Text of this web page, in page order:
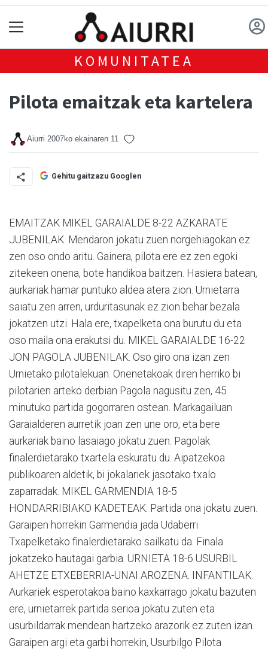
KOMUNITATEA
Pilota emaitzak eta kartelera
Aiurri 2007ko ekainaren 11
Gehitu gaitzazu Googlen
EMAITZAK MIKEL GARAIALDE 8-22 AZKARATE
JUBENILAK. Mendaron jokatu zuen norgehiagokan ez
zen oso ondo aritu. Gainera, pilota ere ez zen egoki
zitekeen onena, bote handikoa baitzen. Hasiera batean,
aurkariak hamar puntuko aldea atera zion. Urnietarra
saiatu zen arren, urduritasunak ez zion behar bezala
jokatzen utzi. Hala ere, txapelketa ona burutu du eta
oso maila ona erakutsi du. MIKEL GARAIALDE 16-22
JON PAGOLA JUBENILAK. Oso giro ona izan zen
Urnietako pilotalekuan. Onenetakoak diren herriko bi
pilotarien arteko derbian Pagola nagusitu zen, 45
minutuko partida gogorraren ostean. Markagailuan
Garaialderen aurretik joan zen une oro, eta bere
aurkariak baino lasaiago jokatu zuen. Pagolak
finalerdietarako txartela eskuratu du. Aipatzekoa
publikoaren aldetik, bi jokalariek jasotako txalo
zaparradak. MIKEL GARMENDIA 18-5
HONDARRIBIAKO KADETEAK. Partida ona jokatu zuen.
Garaipen horrekin Garmendia jada Udaberri
Txapelketako finalerdietarako sailkatu da. Finala
jokatzeko hautagai garbia. URNIETA 18-6 USURBIL
AHETZE ETXEBERRIA-UNAI AROZENA. INFANTILAK.
Aurkariek esperotakoa baino kaxkarrago jokatu bazuten
ere, urnietarrek partida serioa jokatu zuten eta
usurbildarrak mendean hartzeko arazorik ez zuten izan.
Garaipen argi eta garbi horrekin, Usurbilgo Pilota